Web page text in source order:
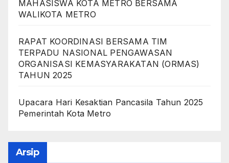
MAHASISWA KOTA METRO BERSAMA
WALIKOTA METRO
RAPAT KOORDINASI BERSAMA TIM
TERPADU NASIONAL PENGAWASAN
ORGANISASI KEMASYARAKATAN (ORMAS)
TAHUN 2025
Upacara Hari Kesaktian Pancasila Tahun 2025
Pemerintah Kota Metro
Arsip